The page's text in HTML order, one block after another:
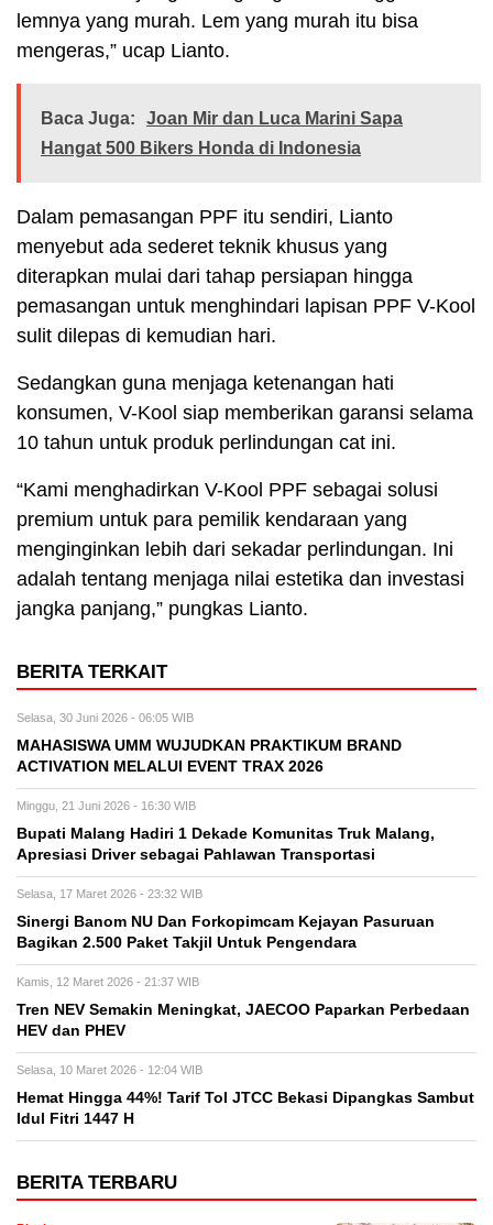
lemnya yang murah. Lem yang murah itu bisa
mengeras,” ucap Lianto.
Baca Juga:
Joan Mir dan Luca Marini Sapa
Hangat 500 Bikers Honda di Indonesia
Dalam pemasangan PPF itu sendiri, Lianto
menyebut ada sederet teknik khusus yang
diterapkan mulai dari tahap persiapan hingga
pemasangan untuk menghindari lapisan PPF V-Kool
sulit dilepas di kemudian hari.
Sedangkan guna menjaga ketenangan hati
konsumen, V-Kool siap memberikan garansi selama
10 tahun untuk produk perlindungan cat ini.
“Kami menghadirkan V-Kool PPF sebagai solusi
premium untuk para pemilik kendaraan yang
menginginkan lebih dari sekadar perlindungan. Ini
adalah tentang menjaga nilai estetika dan investasi
jangka panjang,” pungkas Lianto.
BERITA TERKAIT
Selasa, 30 Juni 2026 - 06:05 WIB
MAHASISWA UMM WUJUDKAN PRAKTIKUM BRAND
ACTIVATION MELALUI EVENT TRAX 2026
Minggu, 21 Juni 2026 - 16:30 WIB
Bupati Malang Hadiri 1 Dekade Komunitas Truk Malang,
Apresiasi Driver sebagai Pahlawan Transportasi
Selasa, 17 Maret 2026 - 23:32 WIB
Sinergi Banom NU Dan Forkopimcam Kejayan Pasuruan
Bagikan 2.500 Paket Takjil Untuk Pengendara
Kamis, 12 Maret 2026 - 21:37 WIB
Tren NEV Semakin Meningkat, JAECOO Paparkan Perbedaan
HEV dan PHEV
Selasa, 10 Maret 2026 - 12:04 WIB
Hemat Hingga 44%! Tarif Tol JTCC Bekasi Dipangkas Sambut
Idul Fitri 1447 H
BERITA TERBARU